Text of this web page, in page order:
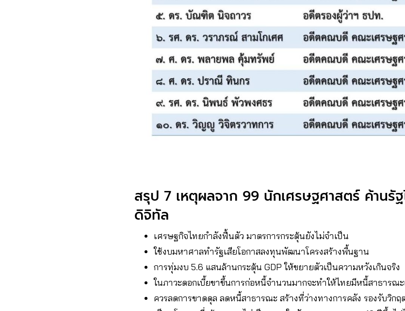
สรุป 7 เหตุผลจาก 99 นักเศรษฐศาสตร์ ค้านรั
ดิจิทัล
เศรษฐกิจไทยกำลังฟื้นตัว มาตรการกระตุ้นยังไม่จำเป็น
ใช้งบมหาศาลทำรัฐเสียโอกาสลงทุนพัฒนาโครงสร้างพื้นฐาน
การทุ่มงบ 5.6 แสนล้านกระตุ้น GDP ให้ขยายตัวเป็นความหวังเกินจริง
ในภาวะดอกเบี้ยขาขึ้นการก่อหนี้จำนวนมากจะทำให้ไทยมีหนี้สาธารณะ
ควรลดการขาดดุล ลดหนี้สาธารณะ สร้างที่ว่างทางการคลัง รองรับวิก